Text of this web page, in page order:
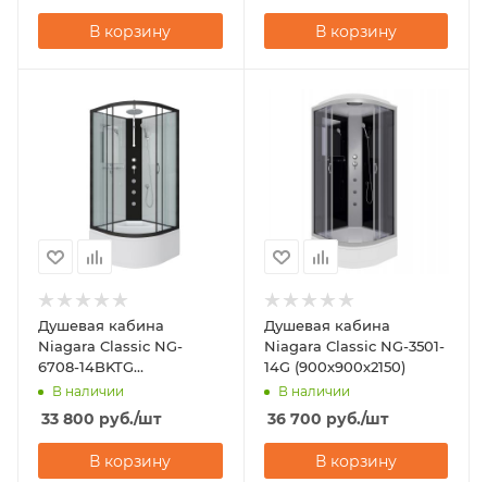
В корзину В корзину
Душевая кабина
Niagara Classic NG-
6708-14BKTG
(900х900х2100-2400)
В наличии
33 800 руб./шт
В корзину
Душевая кабина
Niagara Classic NG-3501-
14G (900х900х2150)
В наличии
36 700 руб./шт
В корзину